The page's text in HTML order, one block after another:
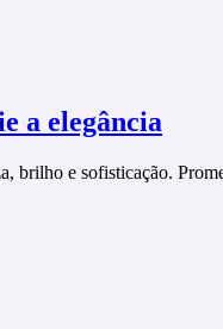
a elegância
brilho e sofisticação.